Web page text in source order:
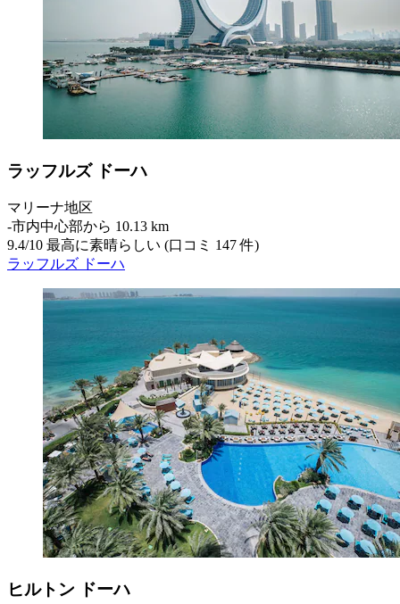
ラッフルズ ドーハ
マリーナ地区
‐市内中心部から 10.13 km
9.4/10 最高に素晴らしい (口コミ 147 件)
ラッフルズ ドーハ
ヒルトン ドーハ